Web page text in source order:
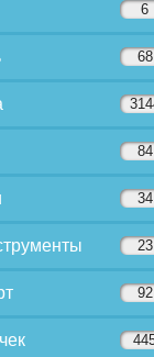
6
68
84
34
23
92